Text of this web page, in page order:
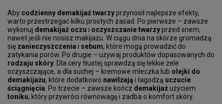
Aby codzienny demakijaż twarzyprzynosił najlepsze efekty,
warto przestrzegać kilku prostych zasad. Po pierwsze – zawsze
wykonuj demakijaż oczu i oczyszczanie twarzyprzed snem,
nawet jeśli nie nosisz makijażu. W ciągu dnia na skórze gromadzą
się zanieczyszczenia i sebum, które mogą prowadzić do
zatykania porów. Po drugie – używaj produktów dopasowanych do
rodzaju skóry . Dla cery tłustej sprawdzą się lekkie żele
oczyszczające, a dla suchej – kremowe mleczka lub olejki do
demakijażu, które dodatkowo nawilżają i łagodzą uczucie
ściągnięcia . Po trzecie – zawsze kończ demakijażużyciem
toniku, który przywróci równowagę i zadba o komfort skóry.